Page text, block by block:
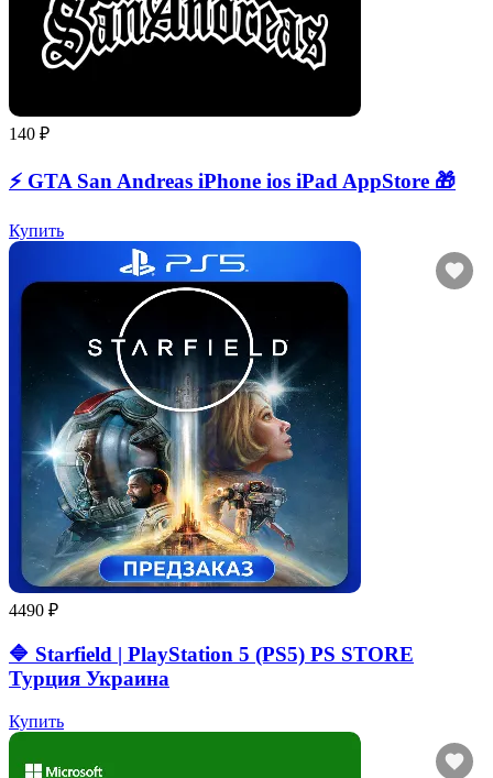
140 ₽
⚡️ GTA San Andreas iPhone ios iPad AppStore 🎁
Купить
4490 ₽
🔷 Starfield | PlayStation 5 (PS5) PS STORE
Турция Украина
Купить